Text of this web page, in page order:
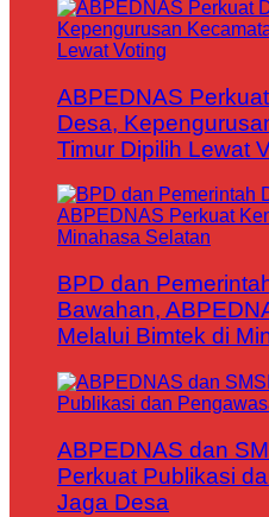
ABPEDNAS
Desa,
Timur Dipilih Lewat
BPD dan
Bawahan,
Melalui Bimtek di
ABPEDNAS dan
Perkuat Publikasi
Jaga Desa